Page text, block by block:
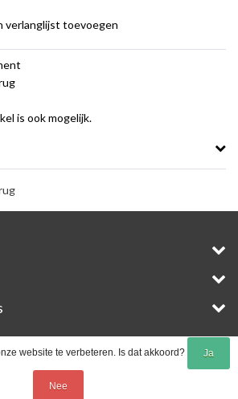
verlanglijst toevoegen
is ook mogelijk.
InStijl Media
website te verbeteren. Is dat akkoord? Ja
Nee